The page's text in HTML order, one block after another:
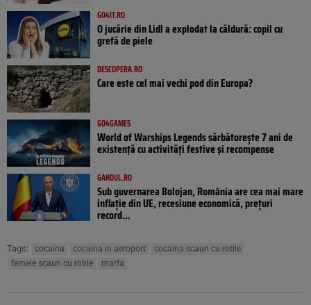
GO4IT.RO
O jucărie din Lidl a explodat la căldură: copil cu
grefă de piele
DESCOPERA.RO
Care este cel mai vechi pod din Europa?
GO4GAMES
World of Warships Legends sărbătorește 7 ani de
existență cu activități festive și recompense
GANDUL.RO
Sub guvernarea Bolojan, România are cea mai mare
inflație din UE, recesiune economică, prețuri
record...
Tags: cocaina cocaina in aeroport
cocaina scaun cu rotile
femeie scaun cu rotile
marfa